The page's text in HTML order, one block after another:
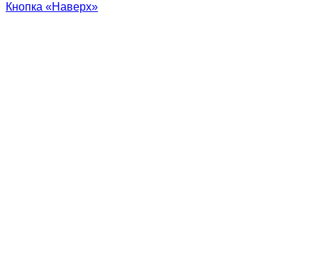
Кнопка «Наверх»